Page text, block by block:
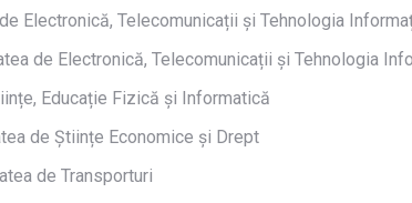
Electronică, Telecomunicații și Tehnologia
de Electronică, Telecomunicații și Tehnologia
Educație Fizică și Informatică
de Științe Economice și Drept
de Transporturi